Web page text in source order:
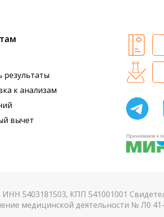
результаты
к анализам
вычет
5403181503, КПП 541001001
медицинской деятельности № Л0